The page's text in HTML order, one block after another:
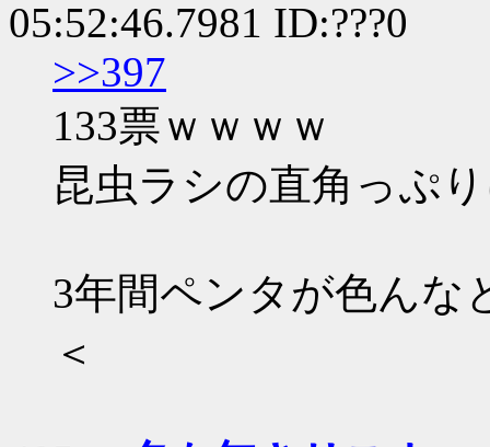
05:52:46.7981 ID:???0
>>397
133票ｗｗｗｗ
昆虫ラシの直角っぷ
3年間ペンタが色んな
＜